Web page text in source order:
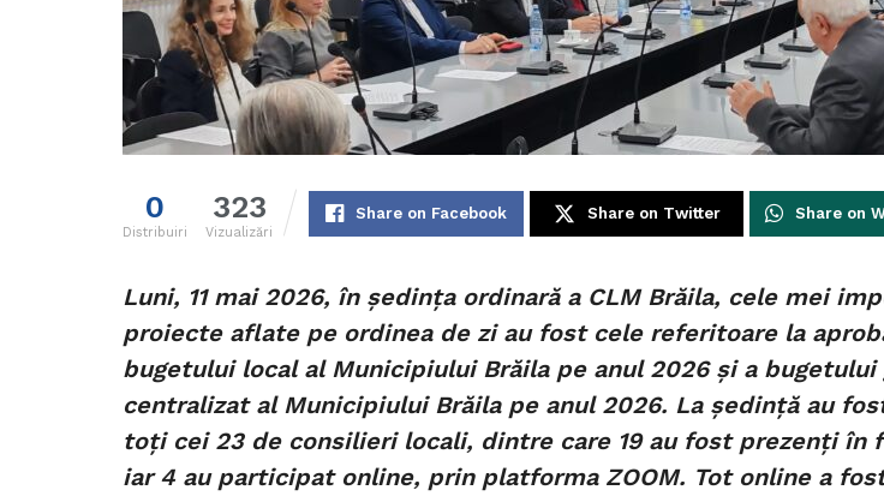
0
Distribuiri
323
Vizualizări
Share on Facebook Share on Twitter Share on
Luni, 11 mai 2026, în ședința ordinară a CLM Brăila, cele mei
proiecte aflate pe ordinea de zi au fost cele referitoare la
bugetului local al Municipiului Brăila pe anul 2026 și a bugetului
centralizat al Municipiului Brăila pe anul 2026. La ședință au
toți cei 23 de consilieri locali, dintre care 19 au fost prezenți în
iar 4 au participat online, prin platforma ZOOM. Tot online a